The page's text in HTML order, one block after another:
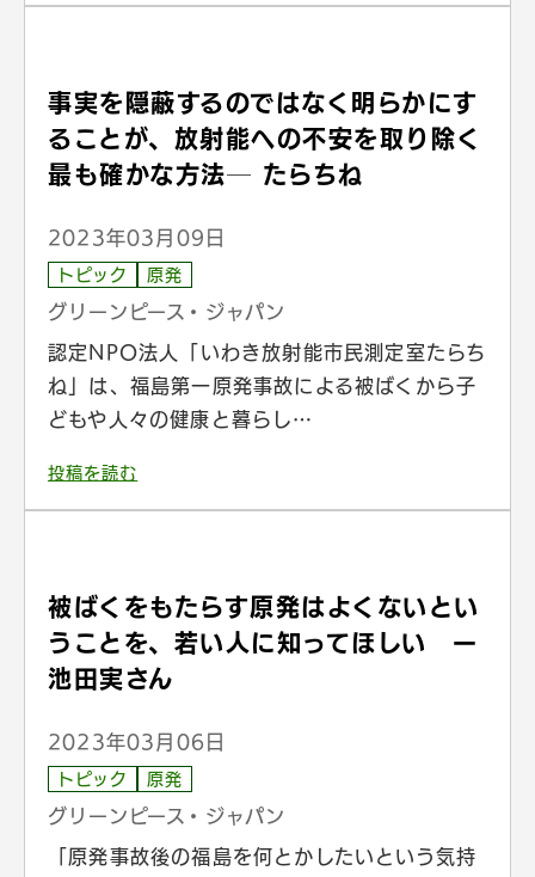
事実を隠蔽するのではなく明らかにす
ることが、放射能への不安を取り除く
最も確かな方法─ たらちね
2023年03月09日
トピック 原発
グリーンピース・ジャパン
認定NPO法人「いわき放射能市民測定室たらち
ね」は、福島第一原発事故による被ばくから子
どもや人々の健康と暮らし…
投稿を読む
被ばくをもたらす原発はよくないとい
うことを、若い人に知ってほしい ー
池田実さん
2023年03月06日
トピック 原発
グリーンピース・ジャパン
「原発事故後の福島を何とかしたいという気持